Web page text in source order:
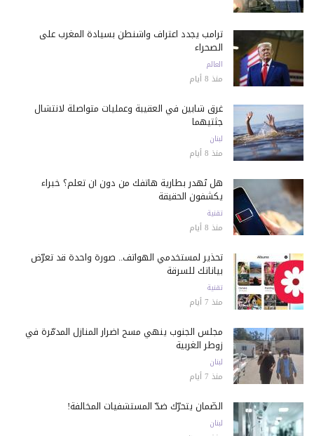
ترامب يجدد اعتراف واشنطن بسيادة المغرب على
الصحراء
العالم
منذ 8 أيام
غرق شابين في العقيبة وعمليات متواصلة لانتشال
جثتيهما
لبنان
منذ 8 أيام
هل تُهدر بطارية هاتفك من دون أن تعلم؟ خبراء
يكشفون الحقيقة
تقنية
منذ 8 أيام
تحذير لمستخدمي الهواتف.. صورة واحدة قد تعرّض
بياناتك للسرقة
تقنية
منذ 7 أيام
مجلس الجنوب ينهي مسح أضرار المنازل المدمّرة في
زوطر الغربية
لبنان
منذ 7 أيام
الضّمان يتحرّك ضدّ المستشفيات المخالفة!
لبنان